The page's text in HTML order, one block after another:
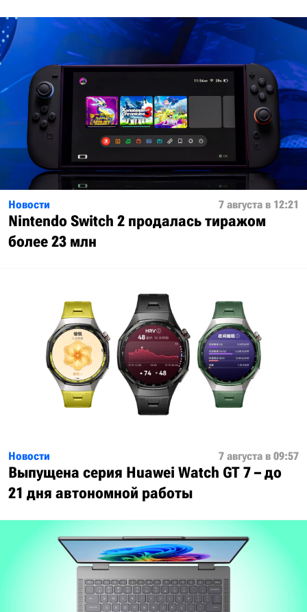
Новости 7 августа в 12:21
Nintendo Switch 2 продалась тиражом
более 23 млн
Новости 7 августа в 09:57
Выпущена серия Huawei Watch GT 7 – до
21 дня автономной работы